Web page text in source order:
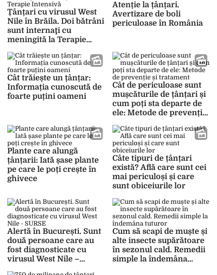
Țânțari cu virusul West
Nile în Brăila. Doi bătrâni
sunt internaţi cu
meningită la Terapie
Atenție la țânțari.
Avertizare de boli
periculoase în România
Cât trăiește un țânțar:
Informația cunoscută de
foarte puțini oameni
Cât de periculoase sunt
mușcăturile de țânțari și
cum poți sta departe de
ele: Metode de prevenție
Plante care alungă
țânțarii: Iată șase plante
pe care le poți crește în
ghivece
Câte tipuri de țânțari
există? Află care sunt cei
mai periculoși și care
sunt obiceiurile lor
Alertă în București. Sunt
două persoane care au
fost diagnosticate cu
virusul West Nile –
Cum să scapi de muște și
alte insecte supărătoare
în sezonul cald. Remedii
simple la îndemâna